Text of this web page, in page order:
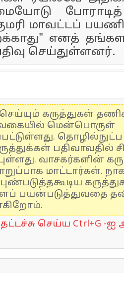
மாவட்டப்
எனத்
செய்துள்ளனர்.
செய்யும் கருத்துகள்
வகையில் மென்பொருள்
பதிவாவதில்
வாசகர்களின்
மாட்டார்கள்.
பயன்படுத்துவதை
செய்ய Ctrl+G -ஐ